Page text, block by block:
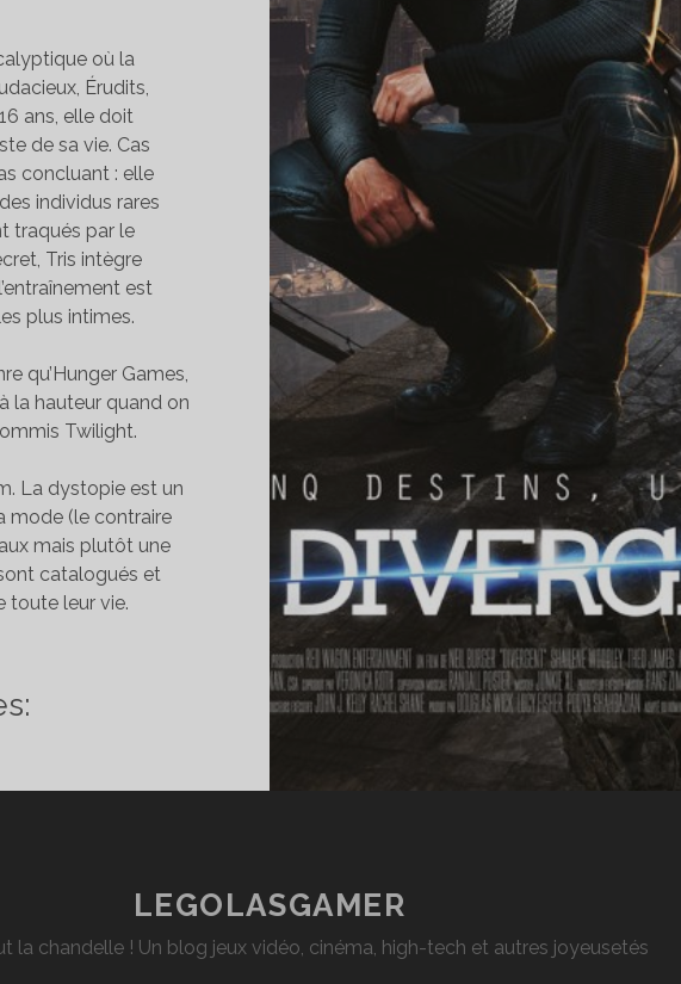
où la
Érudits,
ans, elle doit
de sa vie. Cas
concluant : elle
individus rares
traqués par le
Tris intègre
est
plus intimes.
qu’Hunger Games,
la hauteur quand on
Twilight.
La dystopie est un
mode (le contraire
mais plutôt une
catalogués et
toute leur vie.
LEGOLASGAMER
la chandelle ! Un blog jeux vidéo, cinéma, high-tech et autres joyeusetés